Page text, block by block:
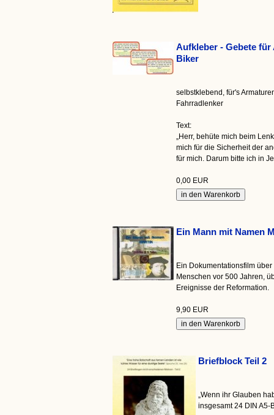
Aufkleber - Gebete
Biker
selbstklebend, für's
Fahrradlenker
Text:
„Herr, behüte mich beim
mich für die Sicherheit der
für mich. Darum bitte ich in
0,00 EUR
Ein Mann mit Namen
Ein Dokumentationsfilm
Menschen vor 500 Jahren,
Ereignisse der Reformation.
9,90 EUR
Briefblock Teil 2
„Wenn ihr Glauben
insgesamt 24 DIN A5-